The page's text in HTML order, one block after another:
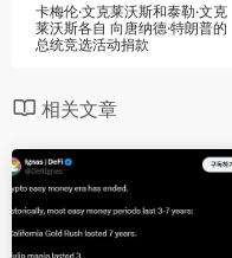
卡梅伦·文克莱沃斯和泰勒·文克
莱沃斯各自 向唐纳德·特朗普的
总统竞选活动捐款
相关文章